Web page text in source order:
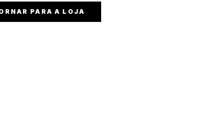
PARA A LOJA